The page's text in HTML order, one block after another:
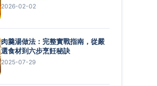
2026-02-02
肉羹湯做法：完整實戰指南，從嚴
選食材到六步烹飪秘訣
2025-07-29